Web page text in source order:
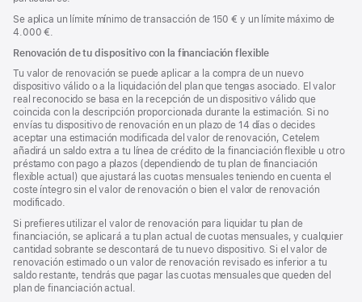
Se aplica un límite mínimo de transacción de 150 € y un límite máximo de
4.000 €.
Renovación de tu dispositivo con la financiación flexible
Tu valor de renovación se puede aplicar a la compra de un nuevo
dispositivo válido o a la liquidación del plan que tengas asociado. El valor
real reconocido se basa en la recepción de un dispositivo válido que
coincida con la descripción proporcionada durante la estimación. Si no
envías tu dispositivo de renovación en un plazo de 14 días o decides
aceptar una estimación modificada del valor de renovación, Cetelem
añadirá un saldo extra a tu línea de crédito de la financiación flexible u otro
préstamo con pago a plazos (dependiendo de tu plan de financiación
flexible actual) que ajustará las cuotas mensuales teniendo en cuenta el
coste íntegro sin el valor de renovación o bien el valor de renovación
modificado.
Si prefieres utilizar el valor de renovación para liquidar tu plan de
financiación, se aplicará a tu plan actual de cuotas mensuales, y cualquier
cantidad sobrante se descontará de tu nuevo dispositivo. Si el valor de
renovación estimado o un valor de renovación revisado es inferior a tu
saldo restante, tendrás que pagar las cuotas mensuales que queden del
plan de financiación actual.